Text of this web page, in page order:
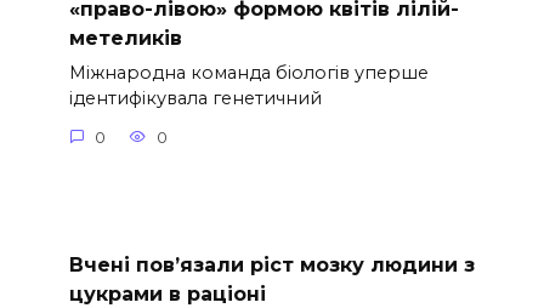
«право-лівою» формою квітів лілій-
метеликів
Міжнародна команда біологів уперше
ідентифікувала генетичний
0 0
Вчені пов’язали ріст мозку людини з
цукрами в раціоні